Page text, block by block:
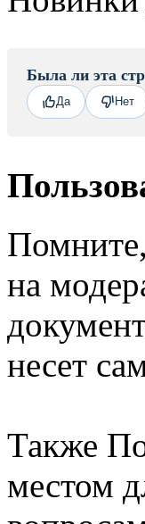
Была ли эта
Да Нет
на
несет
Также
местом